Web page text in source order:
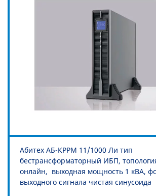
Абитех АБ-КРРМ 11/1000 Ли тип
бестрансформаторный ИБП,
онлайн, выходная мощность 1 кВА,
выходного сигнала чистая синусоида